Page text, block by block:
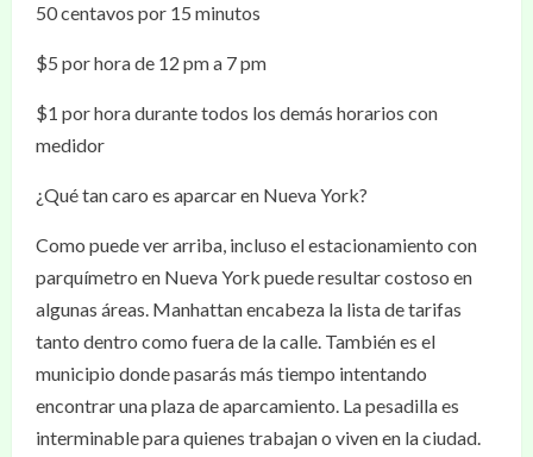
50 centavos por 15 minutos
$5 por hora de 12 pm a 7 pm
$1 por hora durante todos los demás horarios con
medidor
¿Qué tan caro es aparcar en Nueva York?
Como puede ver arriba, incluso el estacionamiento con
parquímetro en Nueva York puede resultar costoso en
algunas áreas. Manhattan encabeza la lista de tarifas
tanto dentro como fuera de la calle. También es el
municipio donde pasarás más tiempo intentando
encontrar una plaza de aparcamiento. La pesadilla es
interminable para quienes trabajan o viven en la ciudad.